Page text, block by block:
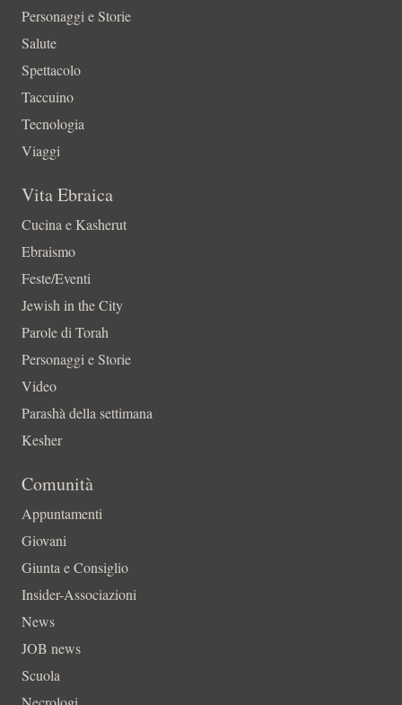
Personaggi e Storie
Salute
Spettacolo
Taccuino
Tecnologia
Viaggi
Vita Ebraica
Cucina e Kasherut
Ebraismo
Feste/Eventi
Jewish in the City
Parole di Torah
Personaggi e Storie
Video
Parashà della settimana
Kesher
Comunità
Appuntamenti
Giovani
Giunta e Consiglio
Insider-Associazioni
News
JOB news
Scuola